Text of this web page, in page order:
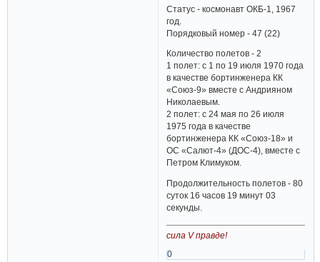
Статус - космонавт ОКБ-1, 1967
год.
Порядковый номер - 47 (22)
Количество полетов - 2
1 полет: с 1 по 19 июля 1970 года
в качестве бортинженера КК
«Союз-9» вместе с Андрияном
Николаевым.
2 полет: с 24 мая по 26 июля
1975 года в качестве
бортинженера КК «Союз-18» и
ОС «Салют-4» (ДОС-4), вместе с
Петром Климуком.
Продолжительность полетов - 80
суток 16 часов 19 минут 03
секунды.
сила V правде!
0